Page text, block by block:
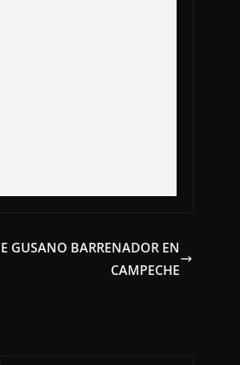
GUSANO BARRENADOR EN
CAMPECHE